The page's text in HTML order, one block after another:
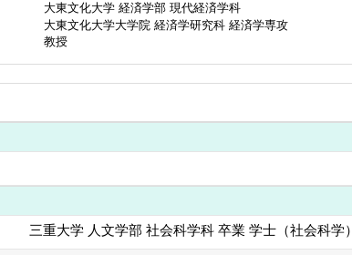
大東文化大学 経済学部 現代経済学科
大東文化大学大学院 経済学研究科 経済学専攻
教授
三重大学 人文学部 社会科学科 卒業 学士（社会科学）